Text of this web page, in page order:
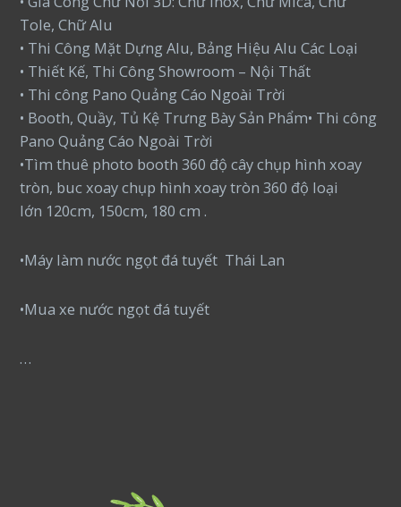
Tole, Chữ Alu
• Thi Công Mặt Dựng Alu, Bảng Hiệu Alu Các Loại
• Thiết Kế, Thi Công Showroom – Nội Thất
• Thi công Pano Quảng Cáo Ngoài Trời
• Booth, Quầy, Tủ Kệ Trưng Bày Sản Phẩm• Thi công
Pano Quảng Cáo Ngoài Trời
•Tìm thuê photo booth 360 độ cây chụp hình xoay
tròn, buc xoay chụp hình xoay tròn 360 độ loại
lớn 120cm, 150cm, 180 cm .
•Máy làm nước ngọt đá tuyết Thái Lan
•Mua xe nước ngọt đá tuyết
…